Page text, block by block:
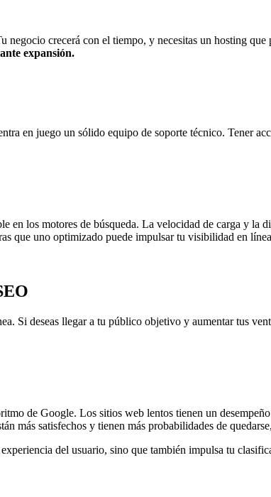
crecerá con el tiempo, y necesitas un hosting que
expansión.
en juego un sólido equipo de soporte técnico. Tener
en los motores de búsqueda. La velocidad de carga y la
que uno optimizado puede impulsar tu visibilidad en
Si deseas llegar a tu público objetivo y aumentar tus
de Google. Los sitios web lentos tienen un
más satisfechos y tienen más probabilidades de
del usuario, sino que también impulsa tu